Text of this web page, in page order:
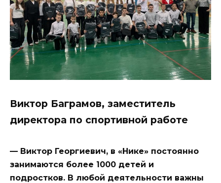
Виктор Баграмов, заместитель
директора по спортивной работе
— Виктор Георгиевич, в «Нике» постоянно
занимаются более 1000 детей и
подростков. В любой деятельности важны